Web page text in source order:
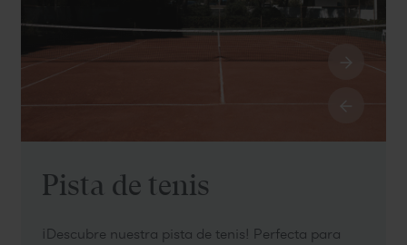
Pista de tenis
¡Descubre nuestra pista de tenis! Perfecta para